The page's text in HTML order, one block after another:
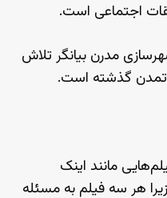
اجتماعی است.
مدرن بیانگر تلاش
تمدن گذشته است.
مانند اینک
زیرا هر سه فیلم به مسئله